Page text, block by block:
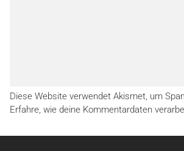
Diese Website verwendet Akismet, um
Erfahre, wie deine Kommentardaten